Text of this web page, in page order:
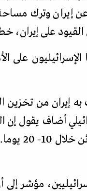
وترك مساحة
على
على
إيران من تخزين
مؤشر